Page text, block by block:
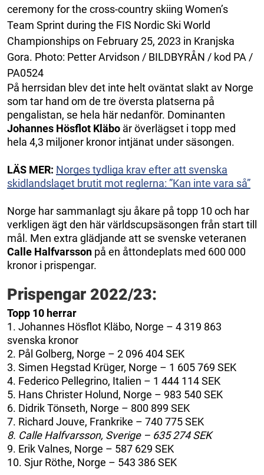
ceremony for the cross-country skiing Women’s
Team Sprint during the FIS Nordic Ski World
Championships on February 25, 2023 in Kranjska
Gora. Photo: Petter Arvidson / BILDBYRÅN / kod PA /
PA0524
På herrsidan blev det inte helt oväntat slakt av Norge
som tar hand om de tre översta platserna på
pengalistan, se hela här nedanför. Dominanten
Johannes Hösflot Kläbo är överlägset i topp med
hela 4,3 miljoner kronor intjänat under säsongen.
LÄS MER: Norges tydliga krav efter att svenska
skidlandslaget brutit mot reglerna: ”Kan inte vara så”
Norge har sammanlagt sju åkare på topp 10 och har
verkligen ägt den här världscupsäsongen från start till
mål. Men extra glädjande att se svenske veteranen
Calle Halfvarsson på en åttondeplats med 600 000
kronor i prispengar.
Prispengar 2022/23:
Topp 10 herrar
1. Johannes Hösflot Kläbo, Norge – 4 319 863
svenska kronor
2. Pål Golberg, Norge – 2 096 404 SEK
3. Simen Hegstad Krüger, Norge – 1 605 769 SEK
4. Federico Pellegrino, Italien – 1 444 114 SEK
5. Hans Christer Holund, Norge – 983 540 SEK
6. Didrik Tönseth, Norge – 800 899 SEK
7. Richard Jouve, Frankrike – 740 775 SEK
8. Calle Halfvarsson, Sverige – 635 274 SEK
9. Erik Valnes, Norge – 587 629 SEK
10. Sjur Röthe, Norge – 543 386 SEK